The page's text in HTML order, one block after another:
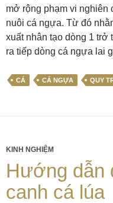
mở rộng phạm vi nghiên
nuôi cá ngựa. Từ đó
xuất nhân tạo dòng 1 trở
ra tiếp dòng cá ngựa lai
CÁ CÁ NGỰA QUY
KINH NGHIỆM
Hướng dẫn
canh cá lúa